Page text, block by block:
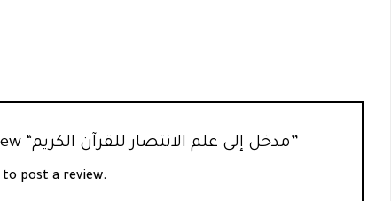
Be the first to review “مدخل إلى علم الانتصار للقرآن الكريم”
to post a review.